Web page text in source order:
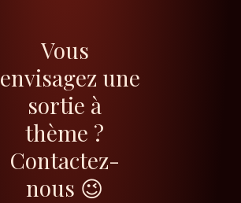
Vous
envisagez une
sortie à
thème ?
Contactez-
nous 😉